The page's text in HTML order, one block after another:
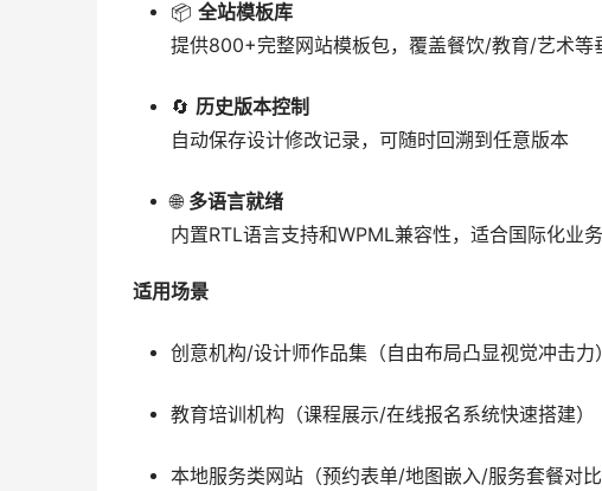
📦 全站模板库
提供800+完整网站模板包，覆盖餐饮/教育/艺术等
🔄 历史版本控制
自动保存设计修改记录，可随时回溯到任意版本
🌐 多语言就绪
内置RTL语言支持和WPML兼容性，适合国际化业务
适用场景
创意机构/设计师作品集（自由布局凸显视觉冲击力）
教育培训机构（课程展示/在线报名系统快速搭建）
本地服务类网站（预约表单/地图嵌入/服务套餐对比